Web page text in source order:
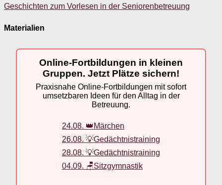
Geschichten zum Vorlesen in der Seniorenbetreuung
Materialien
Online-Fortbildungen in kleinen
Gruppen. Jetzt Plätze sichern!
Praxisnahe Online-Fortbildungen mit sofort
umsetzbaren Ideen für den Alltag in der
Betreuung.
24.08. 👑Märchen
26.08. 💡Gedächtnistraining
28.08. 💡Gedächtnistraining
04.09. 🪑Sitzgymnastik